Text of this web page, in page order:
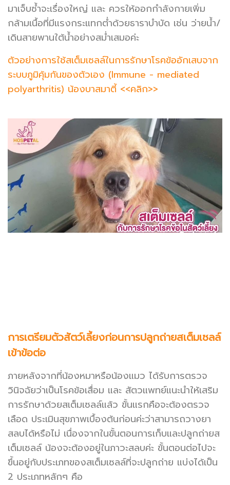
มาเจ็บซ้ำจะเรื่องใหญ่ และ ควรให้ออกกำลังกายเพิ่ม
กล้ามเนื้อที่มีแรงกระแทกต่ำด้วยธาราบำบัด เช่น ว่ายน้ำ/
เดินสายพานใต้น้ำอย่างสม่ำเสมอค่ะ
ตัวอย่างการใช้สเต็มเซลล์ในการรักษาโรคข้ออักเสบจาก
ระบบภูมิคุ้มกันของตัวเอง (Immune - mediated
polyarthritis) น้องบาสมาตี้ <<คลิก>>
การเตรียมตัวสัตว์เลี้ยงก่อนการปลูกถ่ายสเต็มเซลล์
เข้าข้อต่อ
ภายหลังจากที่น้องหมาหรือน้องแมว ได้รับการตรวจ
วินิจฉัยว่าเป็นโรคข้อเสื่อม และ สัตวแพทย์แนะนำให้เสริม
การรักษาด้วยสเต็มเซลล์แล้ว ขั้นแรกคือจะต้องตรวจ
เลือด ประเมินสุขภาพเบื้องต้นก่อนค่ะว่าสามารถวางยา
สลบได้หรือไม่ เนื่องจากในขั้นตอนการเก็บและปลูกถ่ายส
เต็มเซลล์ น้องจะต้องอยู่ในภาวะสลบค่ะ ขั้นตอนต่อไปจะ
ขึ้นอยู่กับประเภทของสเต็มเซลล์ที่จะปลูกถ่าย แบ่งได้เป็น
2 ประเภทหลักๆ คือ